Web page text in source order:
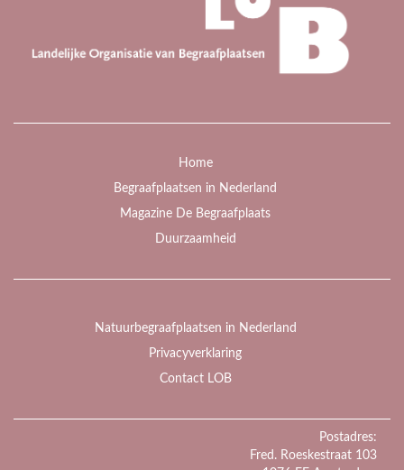
Home
Begraafplaatsen in Nederland
Magazine De Begraafplaats
Duurzaamheid
Natuurbegraafplaatsen in Nederland
Privacyverklaring
Contact LOB
Postadres:
Fred. Roeskestraat 103